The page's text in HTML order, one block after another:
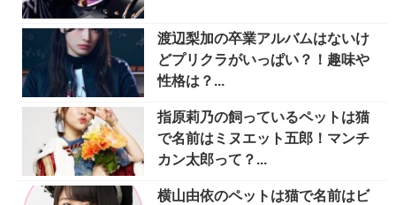
渡辺梨加の卒業アルバムはないけ
どプリクラがいっぱい？！趣味や
性格は？...
指原莉乃の飼っているペットは猫
で名前はミヌエット五郎！マンチ
カン太郎って？...
横山由依のペットは猫で名前はビ